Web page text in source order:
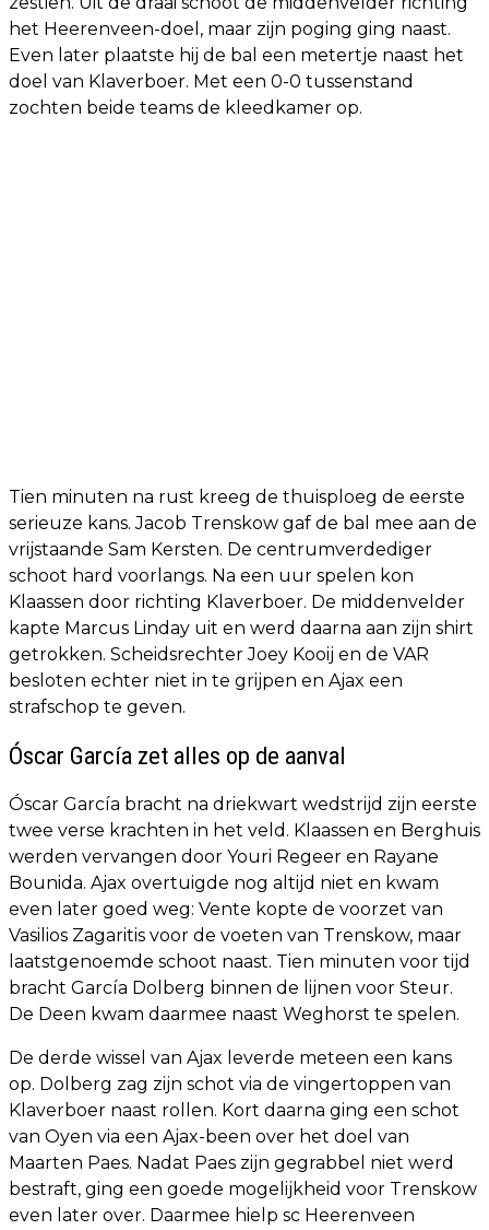
het Heerenveen-doel, maar zijn poging ging naast.
Even later plaatste hij de bal een metertje naast het
doel van Klaverboer. Met een 0-0 tussenstand
zochten beide teams de kleedkamer op.
Tien minuten na rust kreeg de thuisploeg de eerste
serieuze kans. Jacob Trenskow gaf de bal mee aan de
vrijstaande Sam Kersten. De centrumverdediger
schoot hard voorlangs. Na een uur spelen kon
Klaassen door richting Klaverboer. De middenvelder
kapte Marcus Linday uit en werd daarna aan zijn shirt
getrokken. Scheidsrechter Joey Kooij en de VAR
besloten echter niet in te grijpen en Ajax een
strafschop te geven.
Óscar García zet alles op de aanval
Óscar García bracht na driekwart wedstrijd zijn eerste
twee verse krachten in het veld. Klaassen en Berghuis
werden vervangen door Youri Regeer en Rayane
Bounida. Ajax overtuigde nog altijd niet en kwam
even later goed weg: Vente kopte de voorzet van
Vasilios Zagaritis voor de voeten van Trenskow, maar
laatstgenoemde schoot naast. Tien minuten voor tijd
bracht García Dolberg binnen de lijnen voor Steur.
De Deen kwam daarmee naast Weghorst te spelen.
De derde wissel van Ajax leverde meteen een kans
op. Dolberg zag zijn schot via de vingertoppen van
Klaverboer naast rollen. Kort daarna ging een schot
van Oyen via een Ajax-been over het doel van
Maarten Paes. Nadat Paes zijn gegrabbel niet werd
bestraft, ging een goede mogelijkheid voor Trenskow
even later over. Daarmee hielp sc Heerenveen